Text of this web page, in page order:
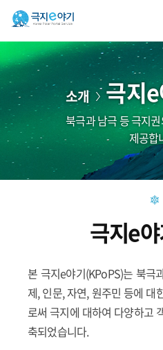
소개 극지
북극과 남극 등 극지
제공합
극지e
본 극지e야기(KPoPS)는 북극
제, 인문, 자연, 원주민 등에 대
로써 극지에 대하여 다양하고
축되었습니다.